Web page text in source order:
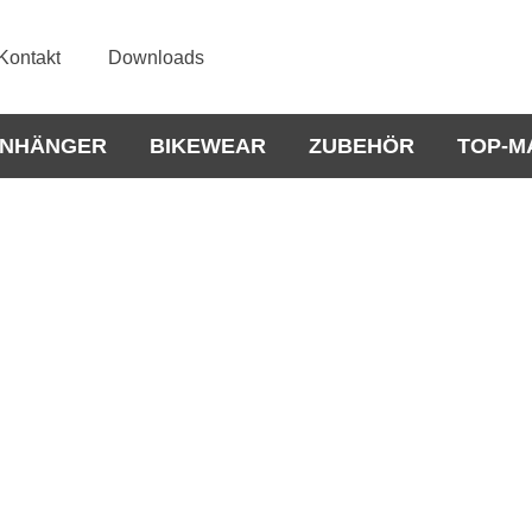
Downloads
BIKEWEAR ZUBEHÖR TOP-